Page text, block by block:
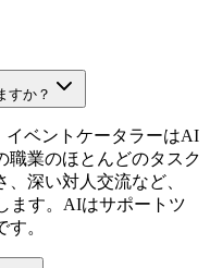
すか？
イベントケータラーはAI
職業のほとんどのタスク
深い対人交流など、
ます。AIはサポートツ
。